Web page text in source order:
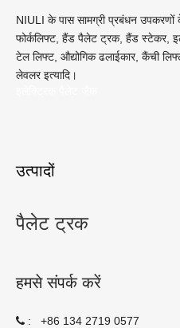
NIULI के पास सामग्री प्रबंधन
फोर्कलिफ्ट, हैंड पैलेट ट्रक, हैंड स्टेकर,
टेल लिफ्ट, औद्योगिक ढलाईकार, कैंची
लेवलर इत्यादि।
उत्पादों
पैलेट ट्रक
हमसे संपर्क करें
 : +86 134 2719 0577